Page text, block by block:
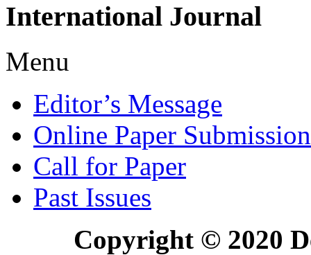
International Journal
Menu
Editor’s Message
Online Paper Submission
Call for Paper
Past Issues
Copyright © 2020